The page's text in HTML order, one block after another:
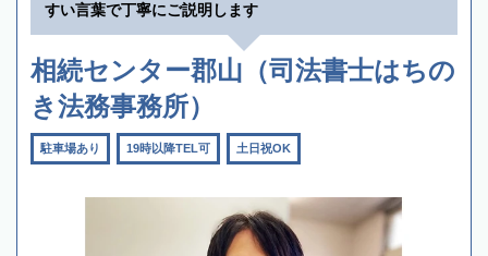
すい言葉で丁寧にご説明します
相続センター郡山（司法書士はちの
き法務事務所）
駐車場あり 19時以降TEL可 土日祝OK